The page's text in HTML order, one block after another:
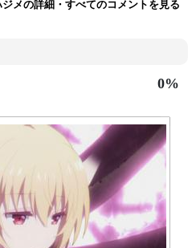
ジメの詳細・すべてのコメントを見る
0%